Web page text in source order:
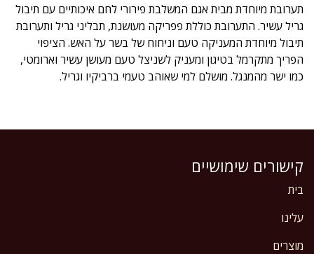
תערובת מיוחדת מבית אגם המשלבת פירורי לחם איכותיים עם תיבול
גריל עשיר. התערובת כוללת פפריקה מעושנת, תבליני גריל ותערובת
תיבול מיוחדת המעניקה טעם וניחוח של בשר על האש. הציפוי
הפריך מתקרמל בטיגון ומעניק לשניצל טעם מעושן עשיר וארומטי,
כמו ישר מהמנגל. מושלם למי שאוהב טעמי ברביקיו וגריל.
קישורים שימושיים
בית
עלינו
מוצרים